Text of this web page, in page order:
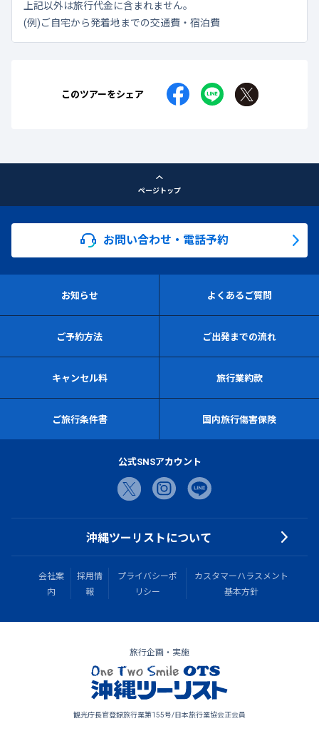
上記以外は旅行代金に含まれません。
(例)ご自宅から発着地までの交通費・宿泊費
このツアーをシェア
ページトップ
お問い合わせ・電話予約
お知らせ よくあるご質問
ご予約方法 ご出発までの流れ
キャンセル料 旅行業約款
ご旅行条件書 国内旅行傷害保険
公式SNSアカウント
沖縄ツーリストについて
会社案
内
採用情
報
プライバシーポ
リシー
カスタマーハラスメント
基本方針
旅行企画・実施
観光庁長官登録旅行業第155号/日本旅行業協会正会員